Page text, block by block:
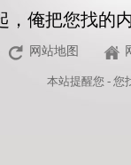
，俺把您找的
网站地图
本站提醒您 - 您